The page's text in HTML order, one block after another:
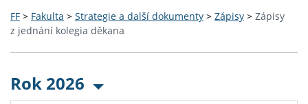
FF > Fakulta > Strategie a další dokumenty > Zápisy > Zápisy
z jednání kolegia děkana
Rok 2026